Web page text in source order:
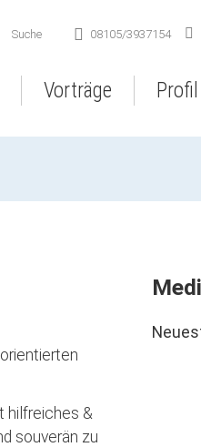
08105/3937154
Suche
Vorträge Profil
hilfreiches &
souverän zu